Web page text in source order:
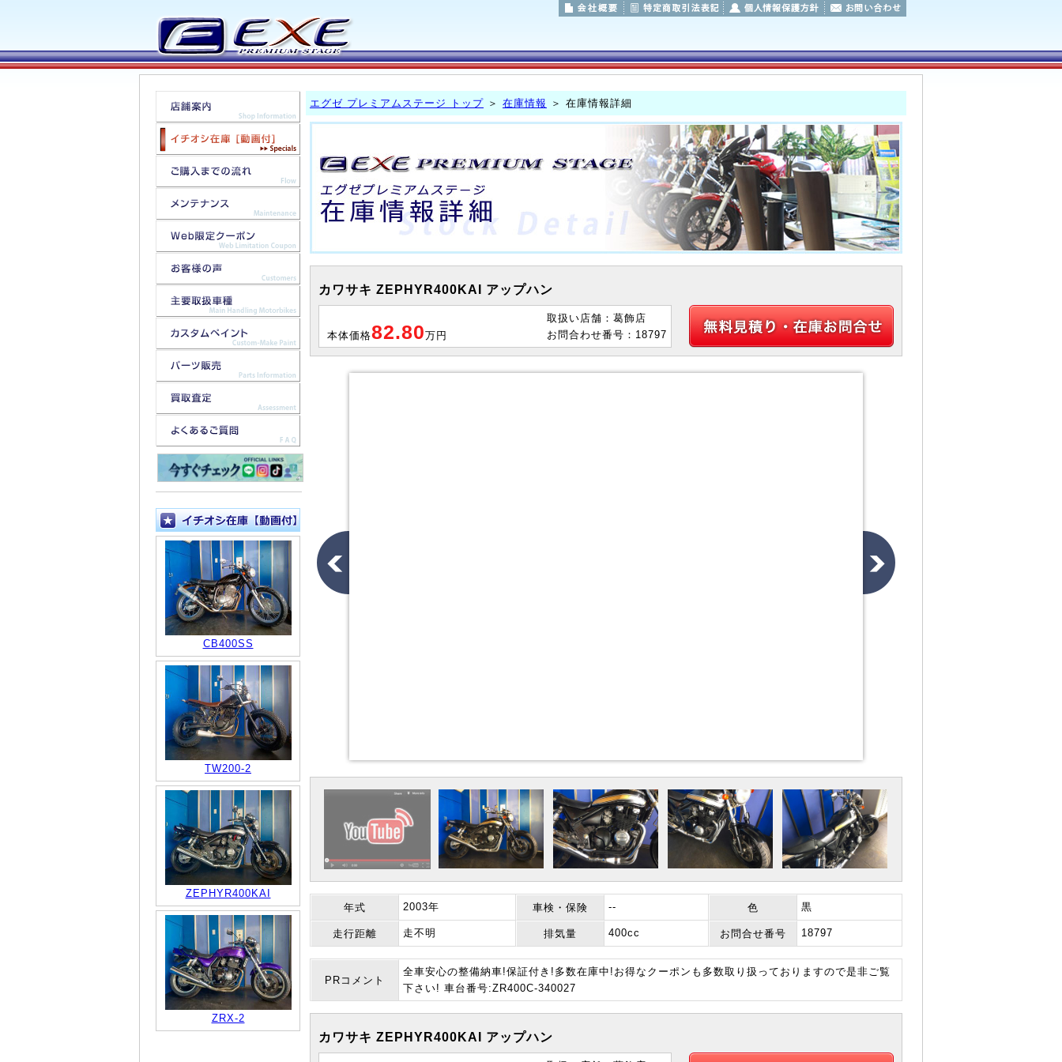
CB400SS
TW200-2
ZEPHYR400KAI
ZRX-2
エグゼ プレミアムステージ トップ ＞ 在庫情報 ＞ 在庫情報詳細
カワサキ ZEPHYR400KAI アップハン
本体価格82.80万円
取扱い店舗：葛飾店
お問合わせ番号：18797
年式 2003年 車検・保険 -- 色 黒
走行距離 走不明 排気量 400cc お問合せ番号 18797
PRコメント
全車安心の整備納車!保証付き!多数在庫中!お得なクーポンも多数取り扱っておりますので是非ご覧
下さい! 車台番号:ZR400C-340027
カワサキ ZEPHYR400KAI アップハン